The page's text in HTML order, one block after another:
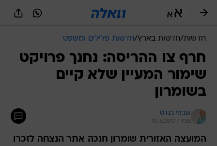
חדשות/חדשות בארץ/חדשות פלילים ומשפט
חרף צו ההריסה: נחנך פרויקט
שימור המעיין שלא קיים
בשומרון
שבתי בנדט
10.5.2017 / 9:55
המועצה האזורית שומרון חנכה אתר הנצחה לזכרו